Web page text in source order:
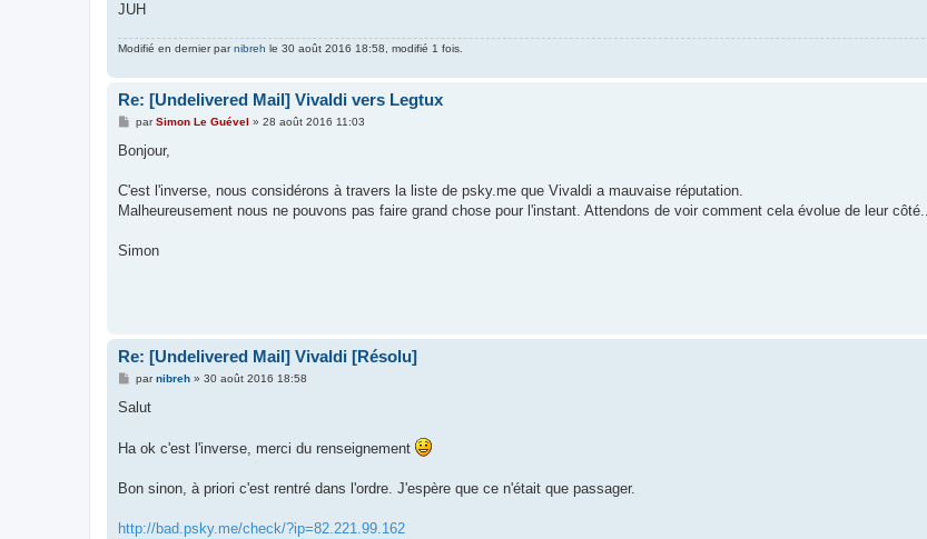
JUH
Modifié en dernier parnibreh le 30 août 2016 18:58, modifié 1 fois.
Re: [Undelivered Mail] Vivaldi vers Legtux
M
s
g
parSimon Le Guével » 28 août 2016 11:03
Bonjour,
C'est l'inverse, nous considérons à travers la liste de psky.me que Vivaldi a mauvaise réputation.
Malheureusement nous ne pouvons pas faire grand chose pour l'instant. Attendons de voir comment cela évolue de leur côté...
Simon
Re: [Undelivered Mail] Vivaldi [Résolu]
M
s
g
e
parnibreh» 30 août 2016 18:58
Salut
Ha ok c'est l'inverse, merci du renseignement
Bon sinon, à priori c'est rentré dans l'ordre. J'espère que ce n'était que passager.
http://bad.psky.me/check/?ip=82.221.99.162